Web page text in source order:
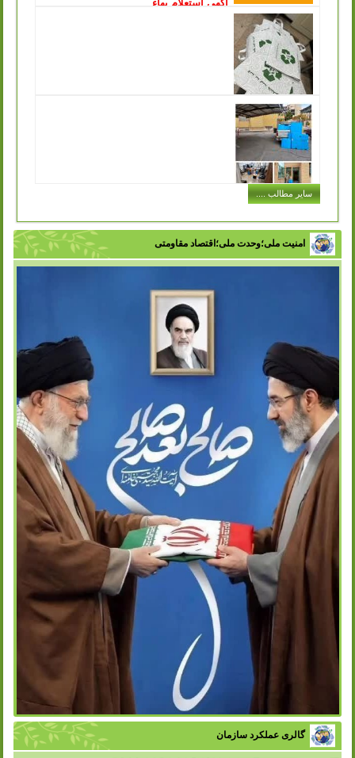
آگهی استعلام بهاء
انتشار: چهارشنبه, 15 آذر 1402
سازمان مدیریت پسماند شهرداری ورامین درنظردارد جهت جمع
آوری و زنده گیری سگ های بلاصاحب سطح شهر نسبت به
انعقاد قرارداد با پیمانکار واجد...
سازمان مدیریت پسماند به جهت تکریم ارباب رجوع
انتشار: شنبه, 11 آذر 1402
یکی از مشکلاتی که در حفظ محیط زیست و اصول بازیافت با
آن مواجه هستیم این است که افراد در هنگام خرید حجم بسیار
زیادی کیسه پلاستیکی...
در ادارات شهر
با تلاش سازمان مدیریت پسماند شهرداری ورامین و با هدف
تفکیک زباله از مبدا، فرهنگ سازی در زمینه مدیریت پسماند و
زباله در بین اقشار مختلف...ادامه مطلب ..
سایر مطالب ....
امنیت ملی؛وحدت ملی؛اقتصاد مقاومتی
گالری عملکرد سازمان